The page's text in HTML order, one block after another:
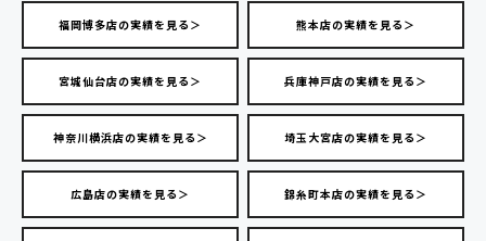
福岡博多店の実績を見る＞ 熊本店の実績を見る＞
宮城仙台店の実績を見る＞ 兵庫神戸店の実績を見る＞
神奈川横浜店の実績を見る＞ 埼玉大宮店の実績を見る＞
広島店の実績を見る＞ 錦糸町本店の実績を見る＞